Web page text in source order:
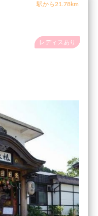
駅から21.78km
レディスあり